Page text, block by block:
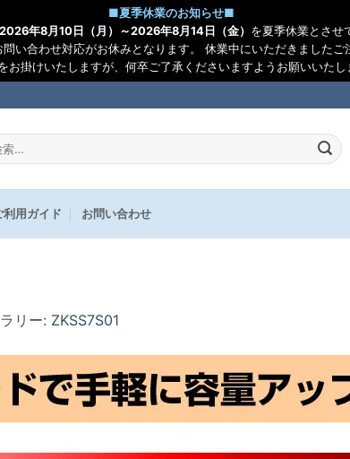
■夏季休業のお知らせ■
2026年8月10日（月）～2026年8月14日（金） を夏季休業とさせ
い合わせ対応がお休みとなります。 休業中にいただきましたご
お掛けいたしますが、何卒ご了承くださいますようお願いいたし
利用ガイド お問い合わせ
リー: ZKSS7S01